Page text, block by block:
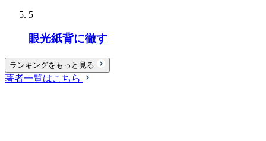
5
眼光紙背に徹す
ランキングをもっと見る
著者一覧はこちら